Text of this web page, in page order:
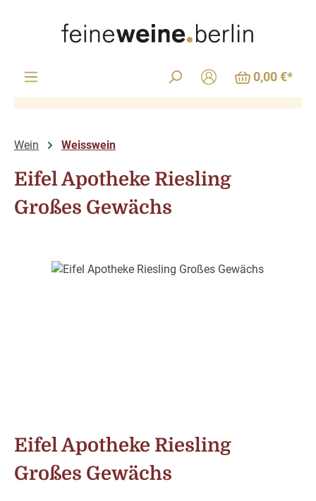
0,00 €*
Wein Weisswein
Eifel Apotheke Riesling
Großes Gewächs
Bildergalerie überspringen
Eifel Apotheke Riesling
Großes Gewächs